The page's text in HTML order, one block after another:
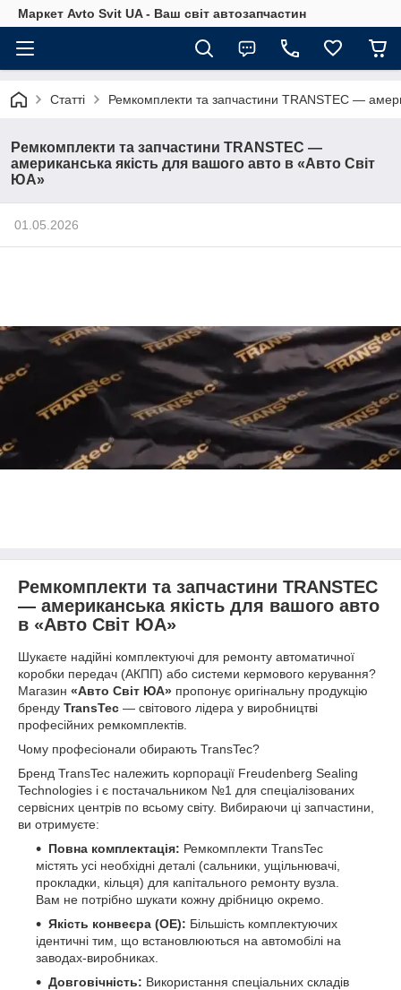
Маркет Avto Svit UA - Ваш світ автозапчастин
Статті Ремкомплекти та запчастини TRANSTEC —
Ремкомплекти та запчастини TRANSTEC —
американська якість для вашого авто в «Авто Світ
ЮА»
01.05.2026
Ремкомплекти та запчастини TRANSTEC
— американська якість для вашого авто
в «Авто Світ ЮА»
Шукаєте надійні комплектуючі для ремонту автоматичної
коробки передач (АКПП) або системи кермового керування?
Магазин «Авто Світ ЮА» пропонує оригінальну продукцію
бренду TransTec — світового лідера у виробництві
професійних ремкомплектів.
Чому професіонали обирають TransTec?
Бренд TransTec належить корпорації Freudenberg Sealing
Technologies і є постачальником №1 для спеціалізованих
сервісних центрів по всьому світу. Вибираючи ці запчастини,
ви отримуєте:
Повна комплектація: Ремкомплекти TransTec
містять усі необхідні деталі (сальники, ущільнювачі,
прокладки, кільця) для капітального ремонту вузла.
Вам не потрібно шукати кожну дрібницю окремо.
Якість конвеєра (OE): Більшість комплектуючих
ідентичні тим, що встановлюються на автомобілі на
заводах-виробниках.
Довговічність: Використання спеціальних складів